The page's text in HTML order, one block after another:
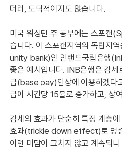
더러, 도덕적이지도 않습니다.
미국 워싱턴 주 동부에는 스포캔
습니다. 이 스포캔지역의 독립지
unity bank)인 인랜드국립은행
좋은 예시입니다. INB은행은 감세
급(base pay)인상에 이용하겠다
급이 시간당 15불로 증가하고, 상
감세의 효과가 단순히 특정 계층
효과(trickle down effect)로 명
이런 미담이 그치지 않고 계속되